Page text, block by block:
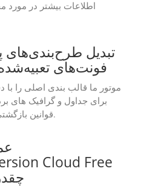
اطلاعات بیشتر در مورد
تبدیل طرح‌بندی‌های
فونت‌های
برای جداول و گرافیک های
قوانین بازگشتی ممکن است سفارشی شوند.
Cloud Free